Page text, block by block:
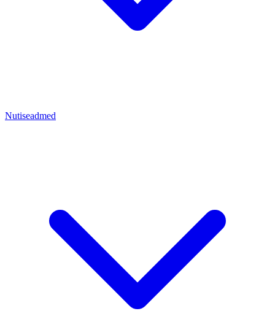
Nutiseadmed